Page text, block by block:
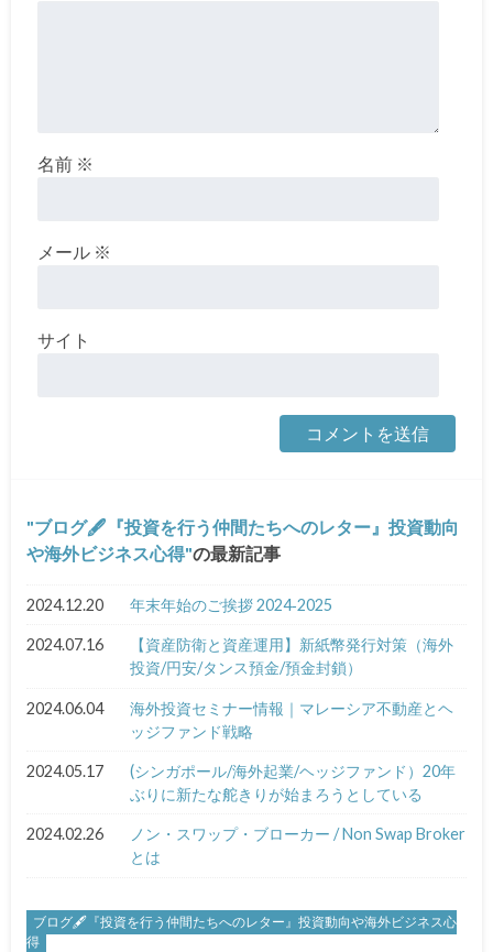
名前 ※
メール ※
サイト
ブログ🖋『投資を行う仲間たちへのレター』投資動向
や海外ビジネス心得 の最新記事
2024.12.20 年末年始のご挨拶 2024‐2025
2024.07.16
【資産防衛と資産運用】新紙幣発行対策（海外
投資/円安/タンス預金/預金封鎖）
2024.06.04
海外投資セミナー情報｜マレーシア不動産とヘ
ッジファンド戦略
2024.05.17
(シンガポール/海外起業/ヘッジファンド）20年
ぶりに新たな舵きりが始まろうとしている
2024.02.26
ノン・スワップ・ブローカー / Non Swap Broker
とは
ブログ🖋『投資を行う仲間たちへのレター』投資動向や海外ビジネス心
得